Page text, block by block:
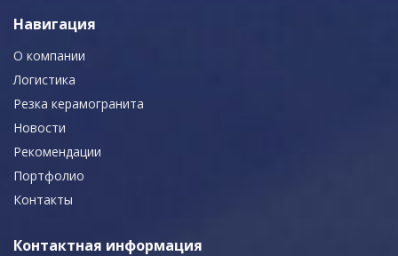
Навигация
О компании
Логистика
Резка керамогранита
Новости
Рекомендации
Портфолио
Контакты
Контактная информация